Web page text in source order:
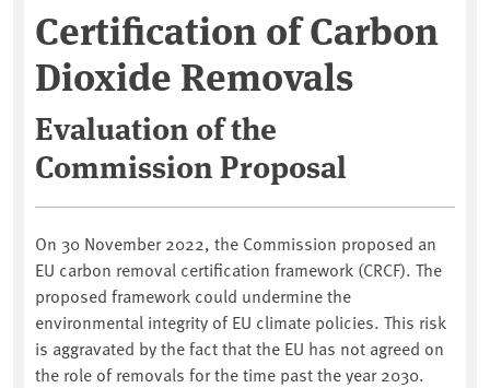
Certification of Carbon
Dioxide Removals
Evaluation of the
Commission Proposal
On 30 November 2022, the Commission proposed an
EU carbon removal certification framework (CRCF). The
proposed framework could undermine the
environmental integrity of EU climate policies. This risk
is aggravated by the fact that the EU has not agreed on
the role of removals for the time past the year 2030.